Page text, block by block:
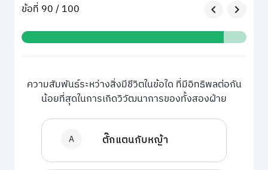
ข้อที่ 90 / 100
ความสัมพันธ์ระหว่างสิ่งมีชีวิตในข้อใด ที่มีอิทธิพลต่อกัน
น้อยที่สุดในการเกิดวิวัฒนาการของทั้งสองฝ่าย
A ตั๊กแตนกับหญ้า